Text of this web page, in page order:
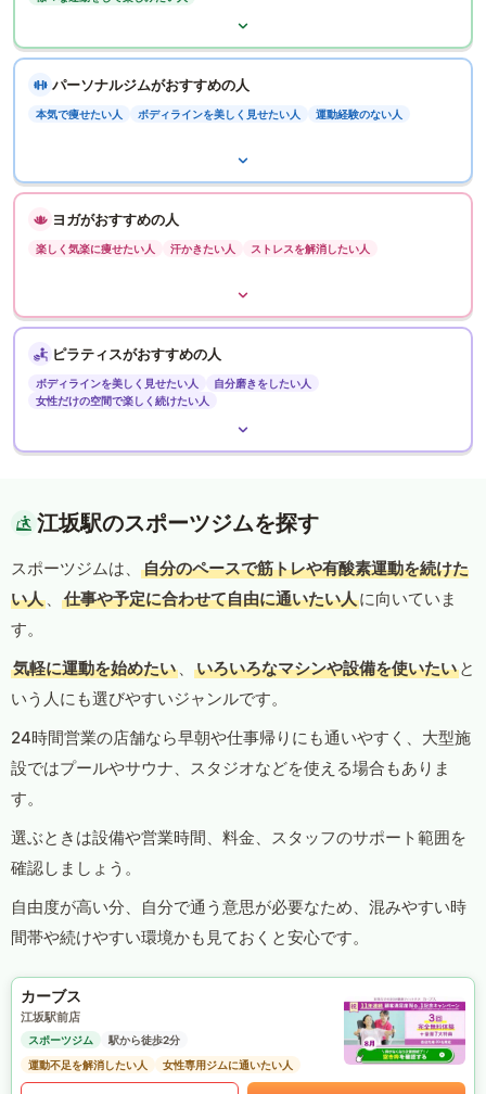
パーソナルジムがおすすめの人
本気で痩せたい人 ボディラインを美しく見せたい人 運動経験のない人
ヨガがおすすめの人
楽しく気楽に痩せたい人 汗かきたい人 ストレスを解消したい人
ピラティスがおすすめの人
ボディラインを美しく見せたい人
自分磨きをしたい人
女性だけの空間で楽しく続けたい人
江坂駅のスポーツジムを探す
スポーツジムは、
自分のペースで筋トレや有酸素運動を続けた
い人 、 仕事や予定に合わせて自由に通いたい人に向いていま
す。
気軽に運動を始めたい 、 いろいろなマシンや設備を使いたい と
いう人にも選びやすいジャンルです。
24時間営業の店舗なら早朝や仕事帰りにも通いやすく、大型施
設ではプールやサウナ、スタジオなどを使える場合もありま
す。
選ぶときは設備や営業時間、料金、スタッフのサポート範囲を
確認しましょう。
自由度が高い分、自分で通う意思が必要なため、混みやすい時
間帯や続けやすい環境かも見ておくと安心です。
カーブス
江坂駅前店
スポーツジム
駅から徒歩2分
運動不足を解消したい人
女性専用ジムに通いたい人